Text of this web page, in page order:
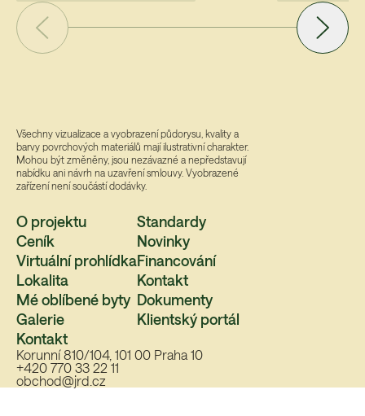
Všechny vizualizace a vyobrazení půdorysu, kvality a
barvy povrchových materiálů mají ilustrativní charakter.
Mohou být změněny, jsou nezávazné a nepředstavují
nabídku ani návrh na uzavření smlouvy. Vyobrazené
zařízení není součástí dodávky.
O projektu
Ceník
Virtuální prohlídka
Lokalita
Mé oblíbené byty
Galerie
Standardy
Novinky
Financování
Kontakt
Dokumenty
Klientský portál
Kontakt
Korunní 810/104, 101 00 Praha 10
+420 770 33 22 11
obchod@jrd.cz